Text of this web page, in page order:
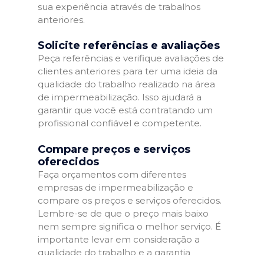
sua experiência através de trabalhos
anteriores.
Solicite referências e avaliações
Peça referências e verifique avaliações de
clientes anteriores para ter uma ideia da
qualidade do trabalho realizado na área
de impermeabilização. Isso ajudará a
garantir que você está contratando um
profissional confiável e competente.
Compare preços e serviços
oferecidos
Faça orçamentos com diferentes
empresas de impermeabilização e
compare os preços e serviços oferecidos.
Lembre-se de que o preço mais baixo
nem sempre significa o melhor serviço. É
importante levar em consideração a
qualidade do trabalho e a garantia